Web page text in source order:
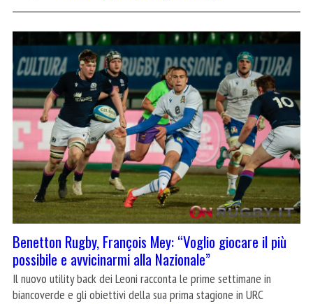
Benetton Rugby, François Mey: “Voglio giocare il più
possibile e avvicinarmi alla Nazionale”
Il nuovo utility back dei Leoni racconta le prime settimane in
biancoverde e gli obiettivi della sua prima stagione in URC